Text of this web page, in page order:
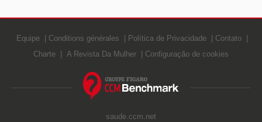
Equipe Conditions générales Política de Privacidade
Contato
Charte
A Revista Da Mulher Configuração de cookies
saude.ccm.net